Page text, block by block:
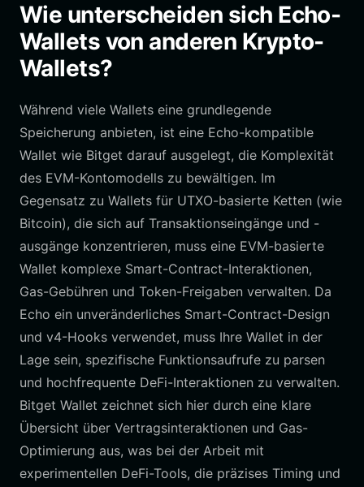
Wie unterscheiden sich Echo-
Wallets von anderen Krypto-
Wallets?
Während viele Wallets eine grundlegende
Speicherung anbieten, ist eine Echo-kompatible
Wallet wie Bitget darauf ausgelegt, die Komplexität
des EVM-Kontomodells zu bewältigen. Im
Gegensatz zu Wallets für UTXO-basierte Ketten (wie
Bitcoin), die sich auf Transaktionseingänge und -
ausgänge konzentrieren, muss eine EVM-basierte
Wallet komplexe Smart-Contract-Interaktionen,
Gas-Gebühren und Token-Freigaben verwalten. Da
Echo ein unveränderliches Smart-Contract-Design
und v4-Hooks verwendet, muss Ihre Wallet in der
Lage sein, spezifische Funktionsaufrufe zu parsen
und hochfrequente DeFi-Interaktionen zu verwalten.
Bitget Wallet zeichnet sich hier durch eine klare
Übersicht über Vertragsinteraktionen und Gas-
Optimierung aus, was bei der Arbeit mit
experimentellen DeFi-Tools, die präzises Timing und